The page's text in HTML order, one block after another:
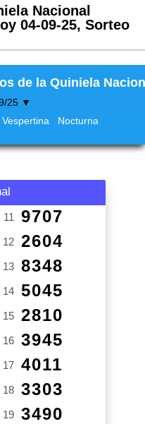
Nacional
04-09-25, Sorteo
de la Quiniela
25 ▼
Vespertina Nocturna
11 9707
12 2604
13 8348
14 5045
15 2810
16 3945
17 4011
18 3303
19 3490